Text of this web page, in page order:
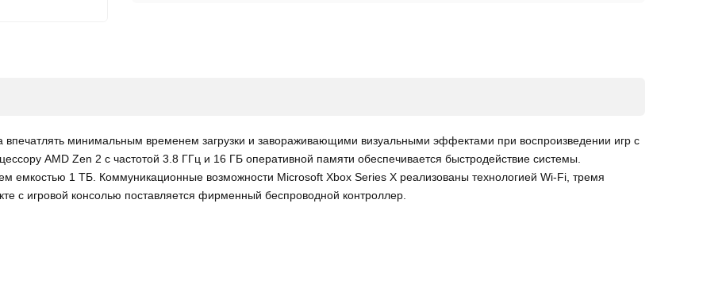
впечатлять минимальным временем загрузки и завораживающими визуальными эффектами при воспроизведении игр с
AMD Zen 2 с частотой 3.8 ГГц и 16 ГБ оперативной памяти обеспечивается быстродействие системы.
емкостью 1 ТБ. Коммуникационные возможности Microsoft Xbox Series X реализованы технологией Wi-Fi, тремя
с игровой консолью поставляется фирменный беспроводной контроллер.